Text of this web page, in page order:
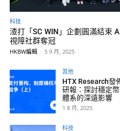
科技
渣打「SC WIN」企劃圓滿結束
視障社群奪冠
HKBW編輯 - 5 9 月, 2025
其他
HTX Research發
研報：探討穩定
體系的深遠影響
1 8 月, 2025
科技